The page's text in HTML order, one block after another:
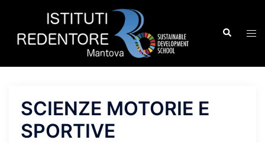
contenuto
Cerca
SCIENZE MOTORIE E
SPORTIVE